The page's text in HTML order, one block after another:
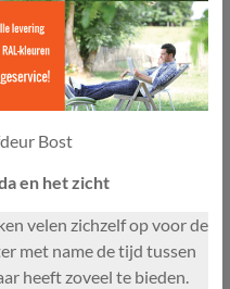
Bost
en het zicht
velen zichzelf op voor de
met name de tijd tussen
heeft zoveel te bieden.